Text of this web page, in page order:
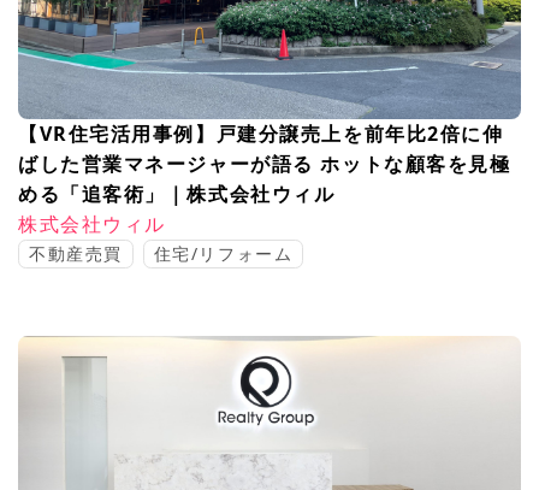
【VR住宅活用事例】戸建分譲売上を前年比2倍に伸
ばした営業マネージャーが語る ホットな顧客を見極
める「追客術」｜株式会社ウィル
株式会社ウィル
不動産売買 住宅/リフォーム